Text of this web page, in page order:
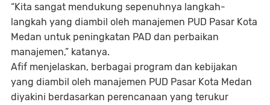
“Kita sangat mendukung sepenuhnya langkah-
langkah yang diambil oleh manajemen PUD Pasar Kota
Medan untuk peningkatan PAD dan perbaikan
manajemen,” katanya.
Afif menjelaskan, berbagai program dan kebijakan
yang diambil oleh manajemen PUD Pasar Kota Medan
diyakini berdasarkan perencanaan yang terukur